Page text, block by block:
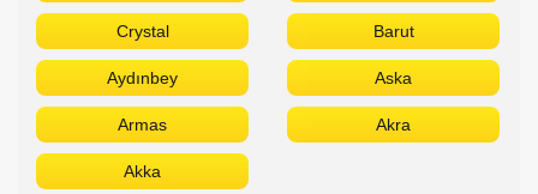
Crystal Barut
Aydınbey Aska
Armas Akra
Akka